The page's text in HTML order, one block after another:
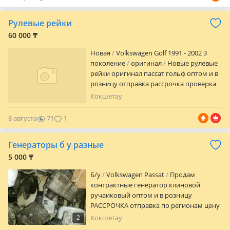
гарантийного срока Звоните —
сотнями клиентов по всему Казахстану
0
Рулевые рейки
60 000 ₸
Новая
Volkswagen Golf 1991 - 2002 3
поколение
оригинал
Новые рулевые
рейки оригинал пассат гольф оптом и в
розницу отправка рассрочка проверка
месяц подробности уточняйте по
Кокшетау
8 августа 71 1
Генераторы б у разные
5 000 ₸
2
Б/y Volkswagen Passat
Продам
контрактные генератор клиновой
ручаиковый оптом и в розницу
РАССРОЧКА отправка по регионам цену
уточняйте а также комплектующие
Кокшетау